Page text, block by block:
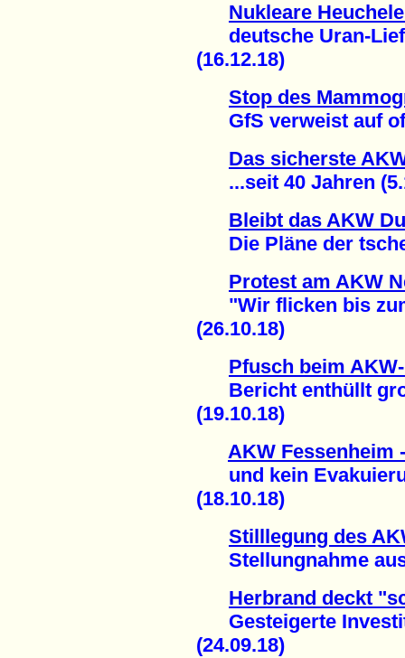
Nukleare
deutsche Uran-
(16.12.18)
Stop des
GfS verweist auf
Das sicherste
...seit 40 Jahren
Bleibt das AKW
Die Pläne der
Protest am AKW
"Wir flicken bis
(26.10.18)
Pfusch beim
Bericht enthüllt
(19.10.18)
AKW Fessenheim
und kein
(18.10.18)
Stilllegung des
Stellungnahme aus
Herbrand deckt
Gesteigerte
(24.09.18)